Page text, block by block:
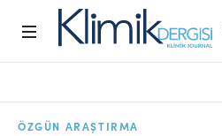
Arşiv
ÖZGÜN ARAŞTIRMA